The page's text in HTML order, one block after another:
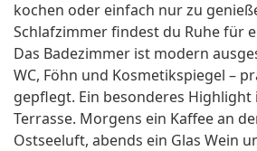
kochen oder einfach nur zu
Schlafzimmer findest du Ruhe für
Das Badezimmer ist modern
WC, Föhn und Kosmetikspiegel –
gepflegt. Ein besonderes Highlight
Terrasse. Morgens ein Kaffee an
Ostseeluft, abends ein Glas Wein